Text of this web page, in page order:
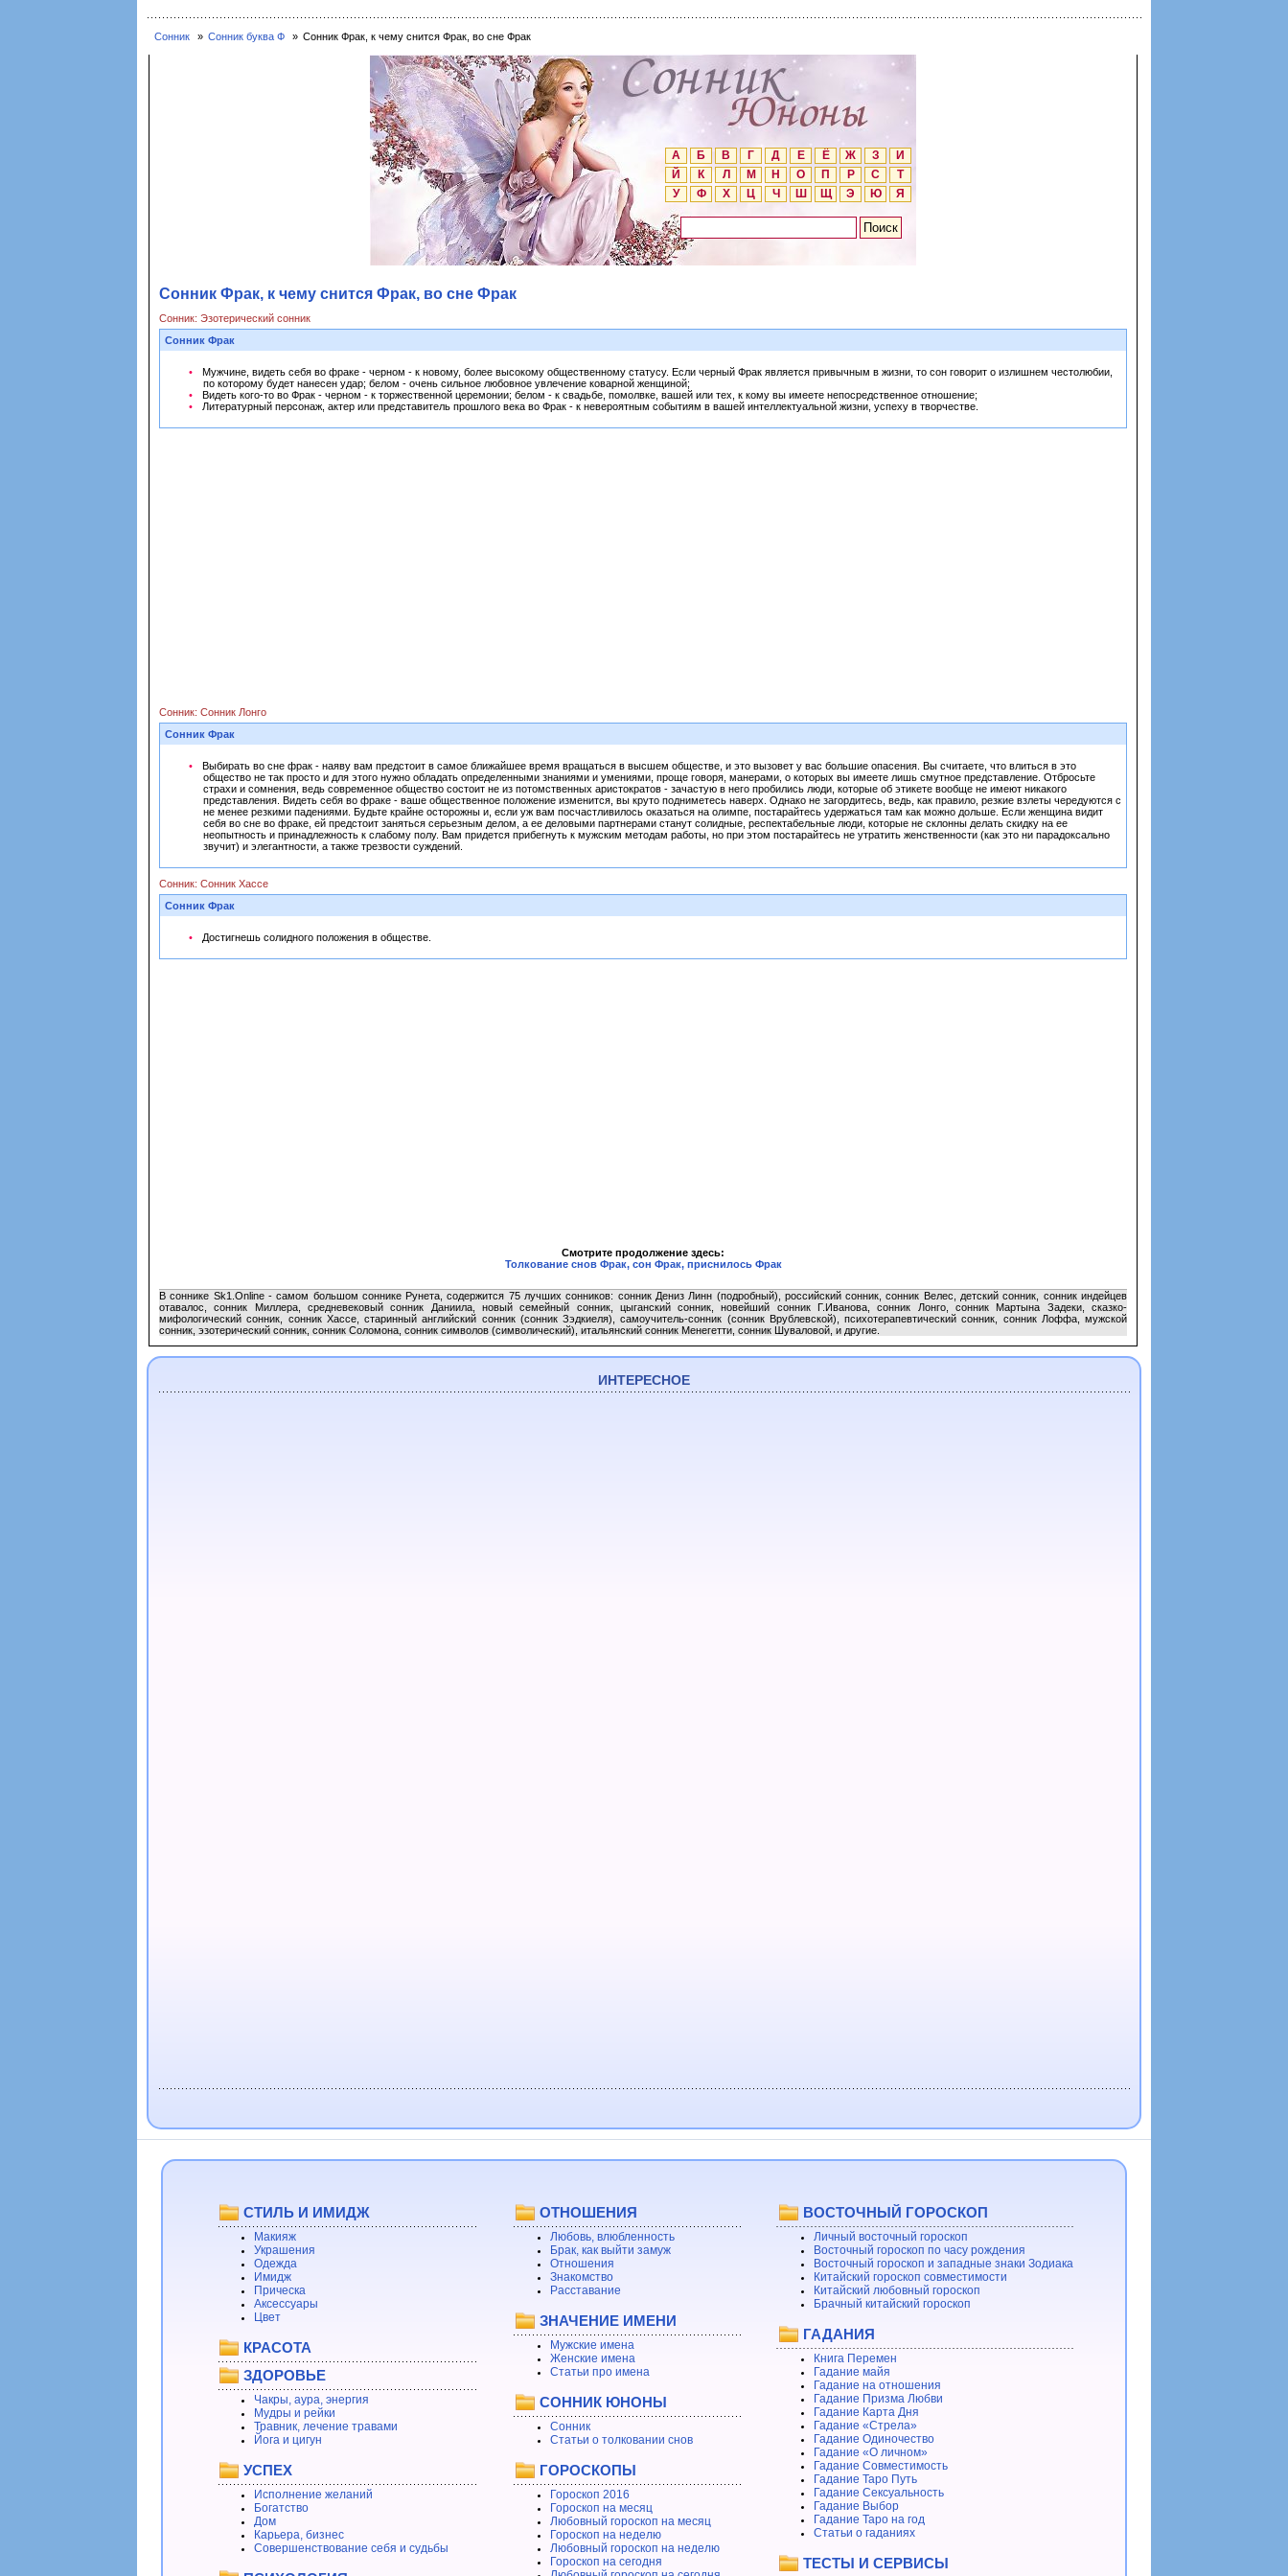
Сонник Сонник буква Ф Сонник Фрак, к чему снится Фрак, во сне Фрак
А Б В Г Д Е Ё Ж З
И
Й
К Л М Н О П Р С
Т
У
Ф Х Ц Ч Ш Щ Э Ю Я
Сонник Фрак, к чему снится Фрак, во сне Фрак
Сонник: Эзотерический сонник
Сонник Фрак
Мужчине, видеть себя во фраке - черном - к новому, более высокому общественному статусу. Если черный Фрак является привычным в жизни, то сон говорит о излишнем честолюбии,
по которому будет нанесен удар; белом - очень сильное любовное увлечение коварной женщиной;
Видеть кого-то во Фрак - черном - к торжественной церемонии; белом - к свадьбе, помолвке, вашей или тех, к кому вы имеете непосредственное отношение;
Литературный персонаж, актер или представитель прошлого века во Фрак - к невероятным событиям в вашей интеллектуальной жизни, успеху в творчестве.
Сонник: Сонник Лонго
Сонник Фрак
Выбирать во сне фрак - наяву вам предстоит в самое ближайшее время вращаться в высшем обществе, и это вызовет у вас большие опасения. Вы считаете, что влиться в это
общество не так просто и для этого нужно обладать определенными знаниями и умениями, проще говоря, манерами, о которых вы имеете лишь смутное представление. Отбросьте
страхи и сомнения, ведь современное общество состоит не из потомственных аристократов - зачастую в него пробились люди, которые об этикете вообще не имеют никакого
представления. Видеть себя во фраке - ваше общественное положение изменится, вы круто подниметесь наверх. Однако не загордитесь, ведь, как правило, резкие взлеты чередуются с
не менее резкими падениями. Будьте крайне осторожны и, если уж вам посчастливилось оказаться на олимпе, постарайтесь удержаться там как можно дольше. Если женщина видит
себя во сне во фраке, ей предстоит заняться серьезным делом, а ее деловыми партнерами станут солидные, респектабельные люди, которые не склонны делать скидку на ее
неопытность и принадлежность к слабому полу. Вам придется прибегнуть к мужским методам работы, но при этом постарайтесь не утратить женственности (как это ни парадоксально
звучит) и элегантности, а также трезвости суждений.
Сонник: Сонник Хассе
Сонник Фрак
Достигнешь солидного положения в обществе.
Смотрите продолжение здесь:
Толкование снов Фрак, сон Фрак, приснилось Фрак
В соннике Sk1.Online - самом большом соннике Рунета, содержится 75 лучших сонников: сонник Дениз Линн (подробный), российский сонник, сонник Велес, детский сонник, сонник индейцев
отавалос, сонник Миллера, средневековый сонник Даниила, новый семейный сонник, цыганский сонник, новейший сонник Г.Иванова, сонник Лонго, сонник Мартына Задеки, сказко-
мифологический сонник, сонник Хассе, старинный английский сонник (сонник Зэдкиеля), самоучитель-сонник (сонник Врублевской), психотерапевтический сонник, сонник Лоффа, мужской
сонник, эзотерический сонник, сонник Соломона, сонник символов (символический), итальянский сонник Менегетти, сонник Шуваловой, и другие.
ИНТЕРЕСНОЕ
СТИЛЬ И ИМИДЖ
Макияж
Украшения
Одежда
Имидж
Прическа
Аксессуары
Цвет
КРАСОТА
ЗДОРОВЬЕ
Чакры, аура, энергия
Мудры и рейки
Травник, лечение травами
Йога и цигун
УСПЕХ
Исполнение желаний
Богатство
Дом
Карьера, бизнес
Совершенствование себя и судьбы
ОТНОШЕНИЯ
Любовь, влюбленность
Брак, как выйти замуж
Отношения
Знакомство
Расставание
ЗНАЧЕНИЕ ИМЕНИ
Мужские имена
Женские имена
Статьи про имена
СОННИК ЮНОНЫ
Сонник
Статьи о толковании снов
ГОРОСКОПЫ
Гороскоп 2016
Гороскоп на месяц
Любовный гороскоп на месяц
Гороскоп на неделю
Любовный гороскоп на неделю
Гороскоп на сегодня
ВОСТОЧНЫЙ ГОРОСКОП
Личный восточный гороскоп
Восточный гороскоп по часу рождения
Восточный гороскоп и западные знаки Зодиака
Китайский гороскоп совместимости
Китайский любовный гороскоп
Брачный китайский гороскоп
ГАДАНИЯ
Книга Перемен
Гадание майя
Гадание на отношения
Гадание Призма Любви
Гадание Карта Дня
Гадание «Стрела»
Гадание Одиночество
Гадание «О личном»
Гадание Совместимость
Гадание Таро Путь
Гадание Сексуальность
Гадание Выбор
Гадание Таро на год
Статьи о гаданиях
ТЕСТЫ И СЕРВИСЫ